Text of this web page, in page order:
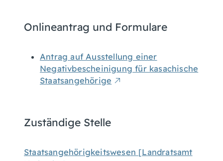
Onlineantrag und Formulare
Antrag auf Ausstellung einer
Negativbescheinigung für kasachische
Staatsangehörige
Zuständige Stelle
Staatsangehörigkeitswesen [Landratsamt